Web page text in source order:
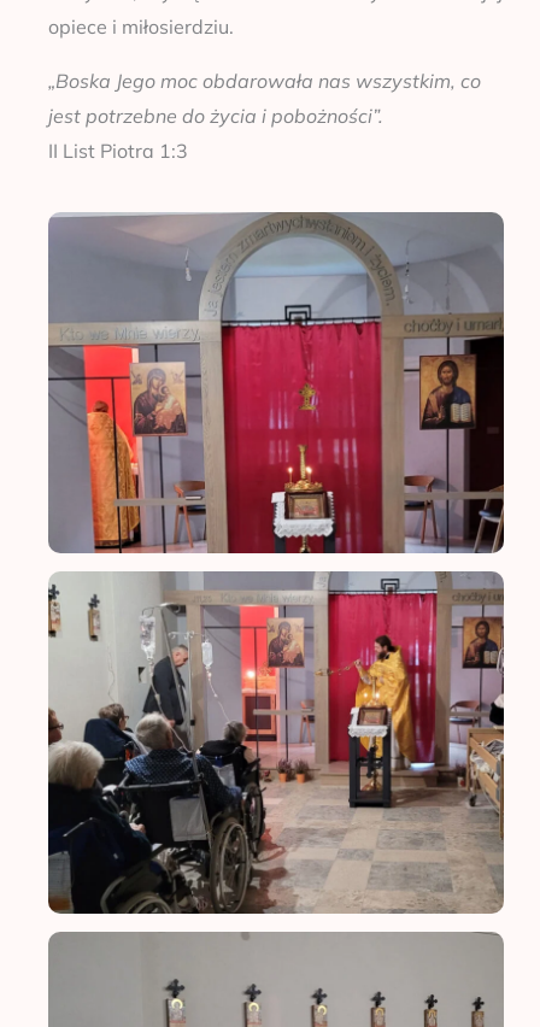
opiece i miłosierdziu.
„Boska Jego moc obdarowała nas wszystkim, co
jest potrzebne do życia i pobożności”.
II List Piotra 1:3